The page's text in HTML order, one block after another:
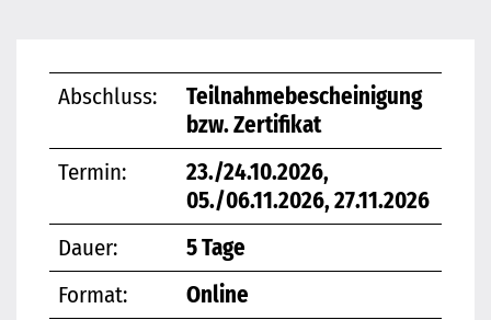
Abschluss:
Teilnahmebescheinigung
bzw. Zertifikat
Termin:
23./24.10.2026,
05./06.11.2026, 27.11.2026
Dauer:
5 Tage
Format:
Online